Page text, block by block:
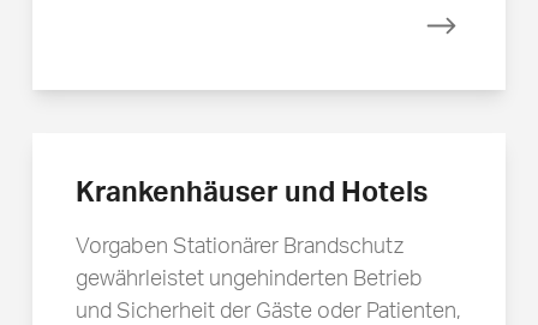
Mehr
Krankenhäuser und Hotels
Vorgaben Stationärer Brandschutz
gewährleistet ungehinderten Betrieb
und Sicherheit der Gäste oder Patienten,